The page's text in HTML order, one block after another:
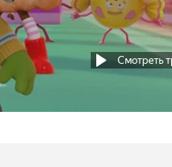
Смотреть